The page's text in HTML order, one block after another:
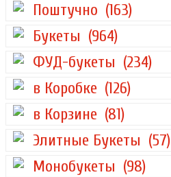
Поштучно (163)
Букеты (964)
ФУД-букеты (234)
в Коробке (126)
в Корзине (81)
Элитные Букеты (57)
Монобукеты (98)